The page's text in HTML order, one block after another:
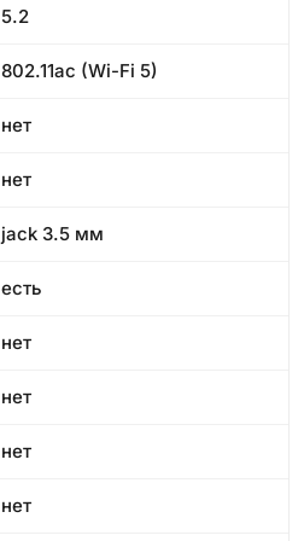
5.2
802.11ac (Wi-Fi 5)
нет
нет
jack 3.5 мм
есть
нет
нет
нет
нет